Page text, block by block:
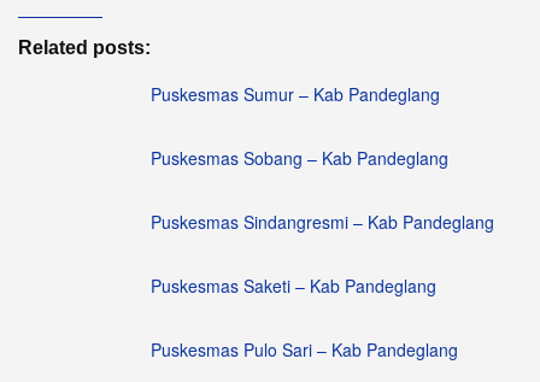
Related posts:
Puskesmas Sumur – Kab Pandeglang
Puskesmas Sobang – Kab Pandeglang
Puskesmas Sindangresmi – Kab Pandeglang
Puskesmas Saketi – Kab Pandeglang
Puskesmas Pulo Sari – Kab Pandeglang